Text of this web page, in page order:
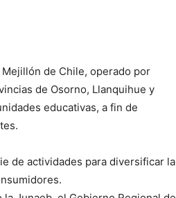
de Chile, operado por
de Osorno, Llanquihue y
educativas, a fin de
de actividades para diversificar la